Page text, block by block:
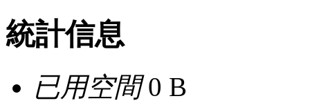
統計信息
已用空間0 B